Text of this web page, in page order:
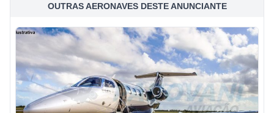
OUTRAS AERONAVES DESTE ANUNCIANTE